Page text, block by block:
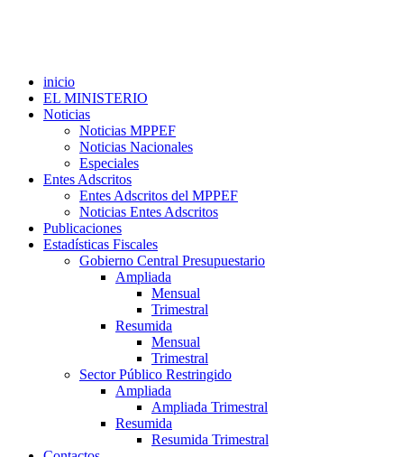
inicio
EL MINISTERIO
Noticias
Noticias MPPEF
Noticias Nacionales
Especiales
Entes Adscritos
Entes Adscritos del MPPEF
Noticias Entes Adscritos
Publicaciones
Estadísticas Fiscales
Gobierno Central Presupuestario
Ampliada
Mensual
Trimestral
Resumida
Mensual
Trimestral
Sector Público Restringido
Ampliada
Ampliada Trimestral
Resumida
Resumida Trimestral